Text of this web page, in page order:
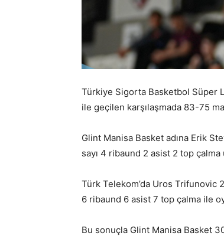
Türkiye Sigorta Basketbol Süper
ile geçilen karşılaşmada 83-75
Glint Manisa Basket adına Erik
sayı 4 ribaund 2 asist 2 top çalma
Türk Telekom’da Uros Trifunovic
6 ribaund 6 asist 7 top çalma ile
Bu sonuçla Glint Manisa Basket